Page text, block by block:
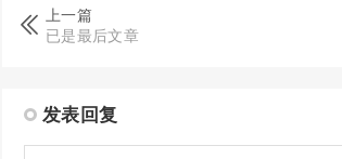
上一篇
已是最后文章
发表回复